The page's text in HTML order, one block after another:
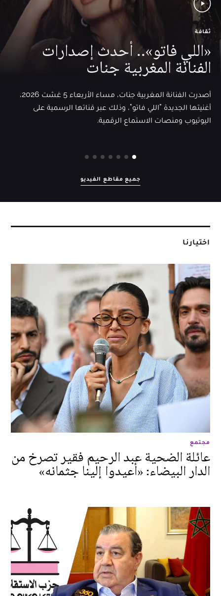
ثقافة
«اللي فاتو».. أحدث إصدارات
الفنانة المغربية جنات
أصدرت الفنانة المغربية جنات، مساء الأربعاء 5 غشت 2026،
أغنيتها الجديدة "اللي فاتو"، وذلك عبر قناتها الرسمية على
اليوتيوب ومنصات الاستماع الرقمية.
جميع مقاطع الفيديو
اختيارنا
مجتمع
عائلة الضحية عبد الرحيم فقير تصرخ من
الدار البيضاء: «أعيدوا إلينا جثمانه»